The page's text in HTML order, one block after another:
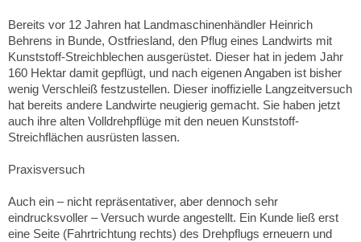
Bereits vor 12 Jahren hat Landmaschinenhändler Heinrich
Behrens in Bunde, Ostfriesland, den Pflug eines Landwirts mit
Kunststoff-Streichblechen ausgerüstet. Dieser hat in jedem Jahr
160 Hektar damit gepflügt, und nach eigenen Angaben ist bisher
wenig Verschleiß festzustellen. Dieser inoffizielle Langzeitversuch
hat bereits andere Landwirte neugierig gemacht. Sie haben jetzt
auch ihre alten Volldrehpflüge mit den neuen Kunststoff-
Streichflächen ausrüsten lassen.
Praxisversuch
Auch ein – nicht repräsentativer, aber dennoch sehr
eindrucksvoller – Versuch wurde angestellt. Ein Kunde ließ erst
eine Seite (Fahrtrichtung rechts) des Drehpflugs erneuern und